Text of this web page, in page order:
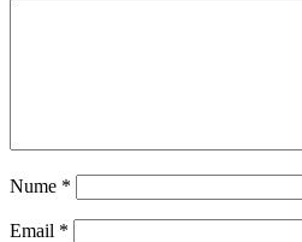
Nume *
Email *